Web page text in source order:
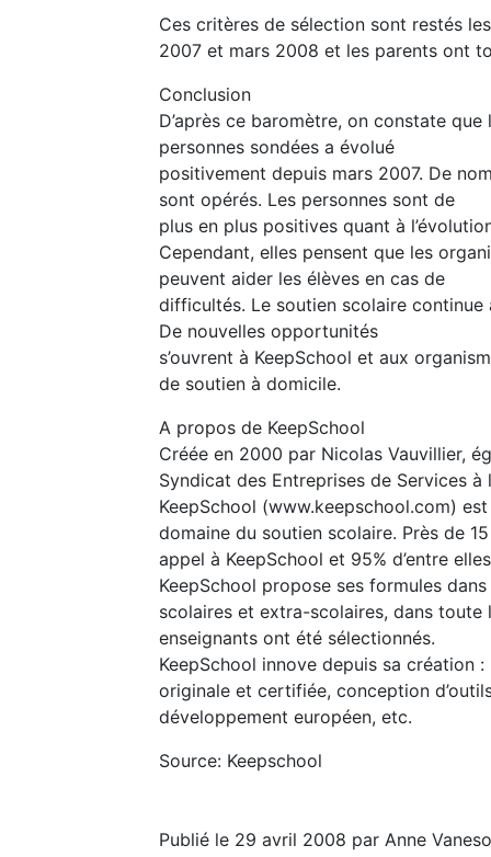
Ces critères de sélection sont restés
2007 et mars 2008 et les parents ont
Conclusion
D’après ce baromètre, on constate que
personnes sondées a évolué
positivement depuis mars 2007. De
sont opérés. Les personnes sont de
plus en plus positives quant à
Cependant, elles pensent que les
peuvent aider les élèves en cas de
difficultés. Le soutien scolaire continue
De nouvelles opportunités
s’ouvrent à KeepSchool et aux
de soutien à domicile.
A propos de KeepSchool
Créée en 2000 par Nicolas Vauvillier,
Syndicat des Entreprises de Services à
KeepSchool (www.keepschool.com)
domaine du soutien scolaire. Près de
appel à KeepSchool et 95% d’entre
KeepSchool propose ses formules
scolaires et extra-scolaires, dans toute
enseignants ont été sélectionnés.
KeepSchool innove depuis sa création
originale et certifiée, conception
développement européen, etc.
Source: Keepschool
Publié le 29 avril 2008 par Anne